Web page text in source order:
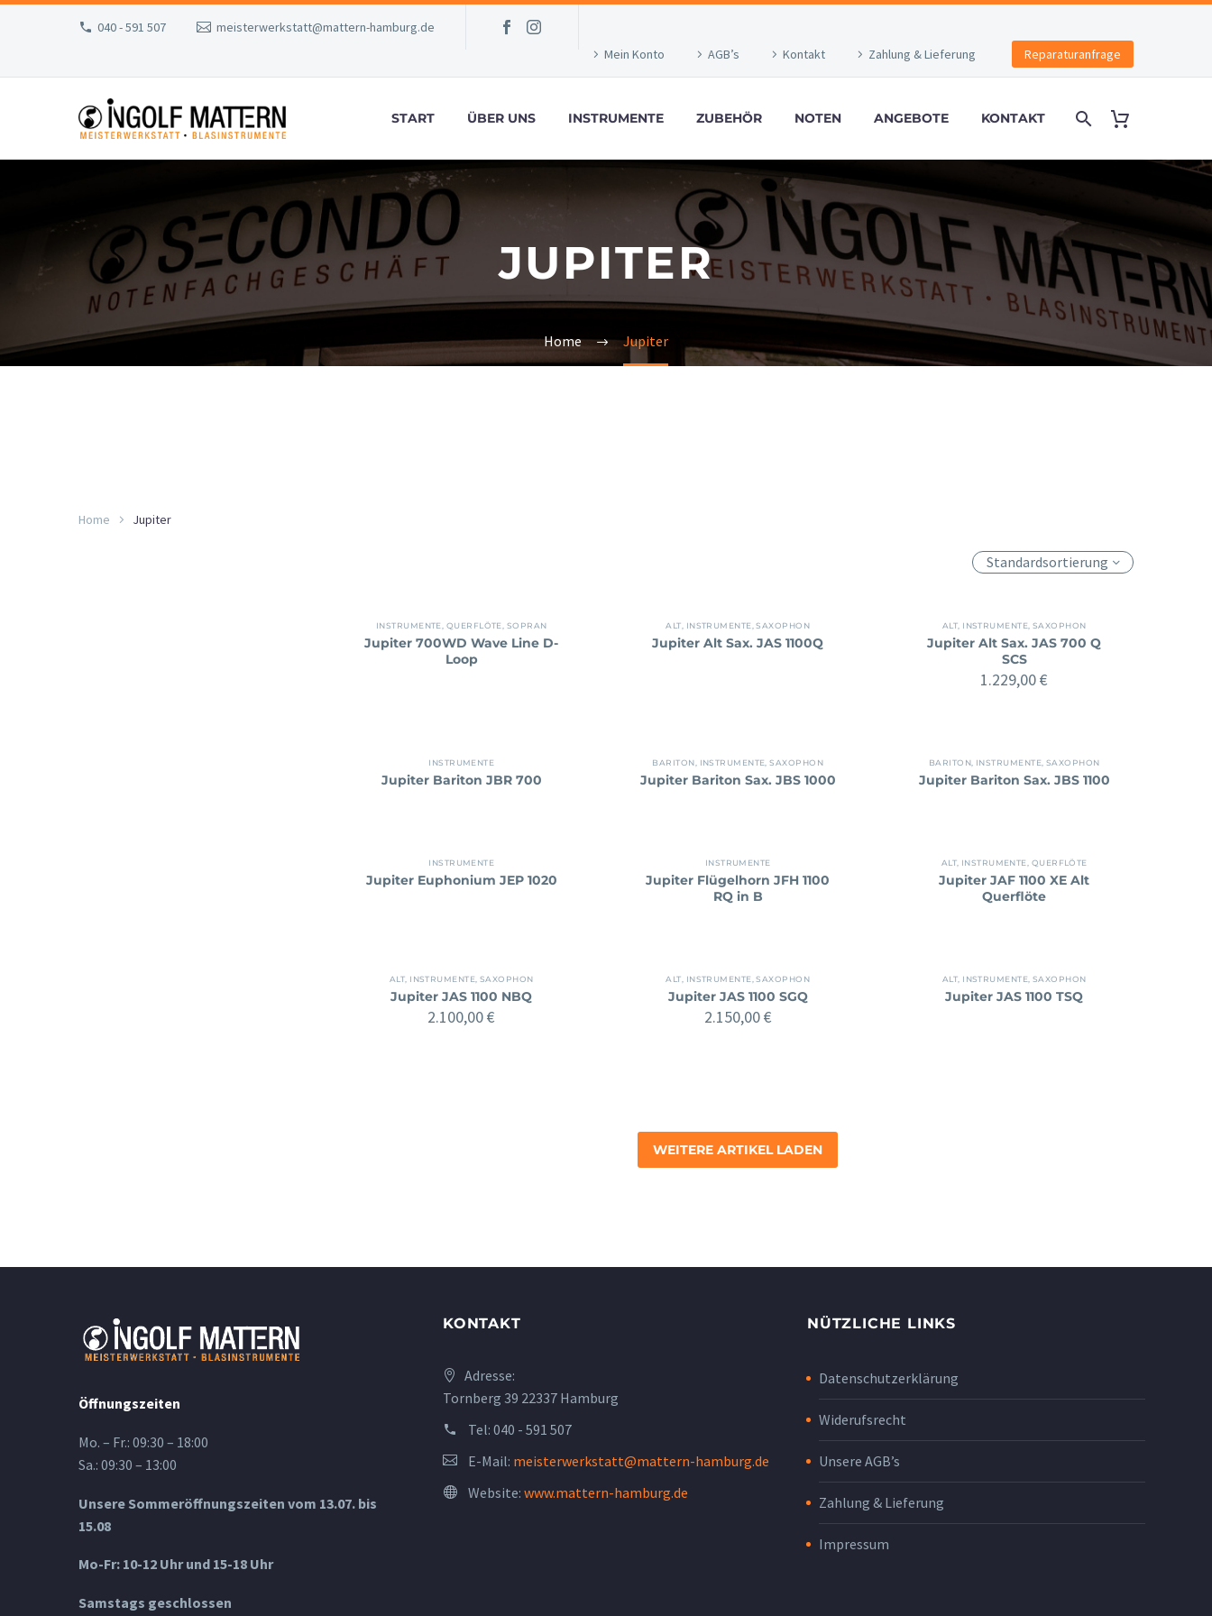
040 - 591 507
meisterwerkstatt@mattern-hamburg.de
Mein Konto
AGB’s Kontakt Zahlung & Lieferung Reparaturanfrage
START ÜBER UNS INSTRUMENTE ZUBEHÖR NOTEN ANGEBOTE KONTAKT
JUPITER
Home Jupiter
Home Jupiter
Standardsortierung
INSTRUMENTE QUERFLÖTE SOPRAN
Jupiter 700WD Wave Line D-
Loop
ALT INSTRUMENTE ,SAXOPHON
Jupiter Alt Sax. JAS 1100Q
ALT INSTRUMENTE SAXOPHON
Jupiter Alt Sax. JAS 700 Q
SCS
1.229,00€
INSTRUMENTE
Jupiter Bariton JBR 700
BARITON INSTRUMENTE ,SAXOPHON
Jupiter Bariton Sax. JBS 1000
BARITON INSTRUMENTE SAXOPHON
Jupiter Bariton Sax. JBS 1100
INSTRUMENTE
Jupiter Euphonium JEP 1020
INSTRUMENTE
Jupiter Flügelhorn JFH 1100
RQ in B
ALT, INSTRUMENTE QUERFLÖTE
Jupiter JAF 1100 XE Alt
Querflöte
ALT INSTRUMENTE SAXOPHON
Jupiter JAS 1100 NBQ
2.100,00€
ALT INSTRUMENTE ,SAXOPHON
Jupiter JAS 1100 SGQ
2.150,00€
ALT INSTRUMENTE SAXOPHON
Jupiter JAS 1100 TSQ
WEITERE ARTIKEL LADEN
Öffnungszeiten
Mo. – Fr.: 09:30 – 18:00
Sa.: 09:30 – 13:00
Unsere Sommeröffnungszeiten vom 13.07. bis
15.08
Mo-Fr: 10-12 Uhr und 15-18 Uhr
Samstags geschlossen
KONTAKT
Adresse:
Tornberg 39 22337 Hamburg
Tel: 040 - 591 507
E-Mail: meisterwerkstatt@mattern-hamburg.de
Website: www.mattern-hamburg.de
NÜTZLICHE LINKS
Datenschutzerklärung
Widerufsrecht
Unsere AGB’s
Zahlung & Lieferung
Impressum